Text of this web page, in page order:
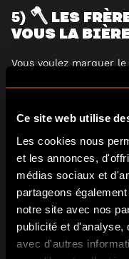
Ce site web utilise
Les cookies nous
et les annonces,
médias sociaux et
partageons
notre site avec nos
publicité et d'analyse,
avec d'autres
5) 🪓 LES
VOUS LA
Vous voulez marquer
vous défouler en
L’idée est géniale :
votre binouze de
sur les cibles. Rien de
lancer bien puissant,
de voir sa hache se
Le concept unique du
d’attendre la fin de